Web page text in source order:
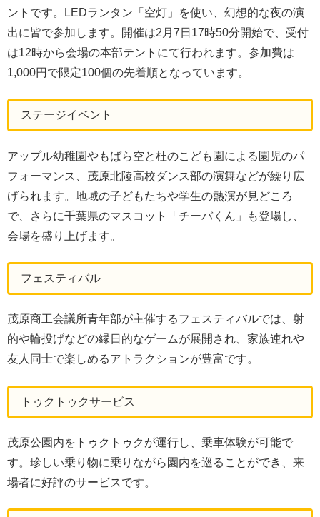
ントです。LEDランタン「空灯」を使い、幻想的な夜の演
出に皆で参加します。開催は2月7日17時50分開始で、受付
は12時から会場の本部テントにて行われます。参加費は
1,000円で限定100個の先着順となっています。
ステージイベント
アップル幼稚園やもばら空と杜のこども園による園児のパ
フォーマンス、茂原北陵高校ダンス部の演舞などが繰り広
げられます。地域の子どもたちや学生の熱演が見どころ
で、さらに千葉県のマスコット「チーバくん」も登場し、
会場を盛り上げます。
フェスティバル
茂原商工会議所青年部が主催するフェスティバルでは、射
的や輪投げなどの縁日的なゲームが展開され、家族連れや
友人同士で楽しめるアトラクションが豊富です。
トゥクトゥクサービス
茂原公園内をトゥクトゥクが運行し、乗車体験が可能で
す。珍しい乗り物に乗りながら園内を巡ることができ、来
場者に好評のサービスです。